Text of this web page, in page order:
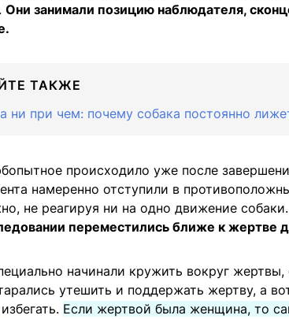
Они занимали позицию наблюдателя,
ТАКЖЕ
ни при чем: почему собака постоянно
происходило уже после
намеренно отступили в
не реагируя ни на одно движение собаки.
переместились ближе к жертве
начинали кружить вокруг
утешить и поддержать жертву, а
Если жертвой была женщина, то